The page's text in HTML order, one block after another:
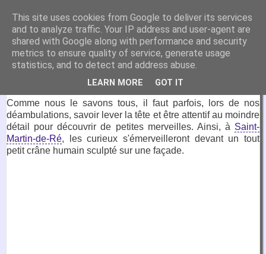
VirtuaFrance
Visitez la France depuis votre fauteuil.
21 mars 2022
Crâne sculpté, Saint-Martin-de-Ré
Comme nous le savons tous, il faut parfois, lors de nos
déambulations, savoir lever la tête et être attentif au moindre
détail pour découvrir de petites merveilles. Ainsi, à Saint-
Martin-de-Ré, les curieux s'émerveilleront devant un tout
petit crâne humain sculpté sur une façade.
This site uses cookies from Google to deliver its services
and to analyze traffic. Your IP address and user-agent are
shared with Google along with performance and security
metrics to ensure quality of service, generate usage
statistics, and to detect and address abuse.
LEARN MORE GOT IT